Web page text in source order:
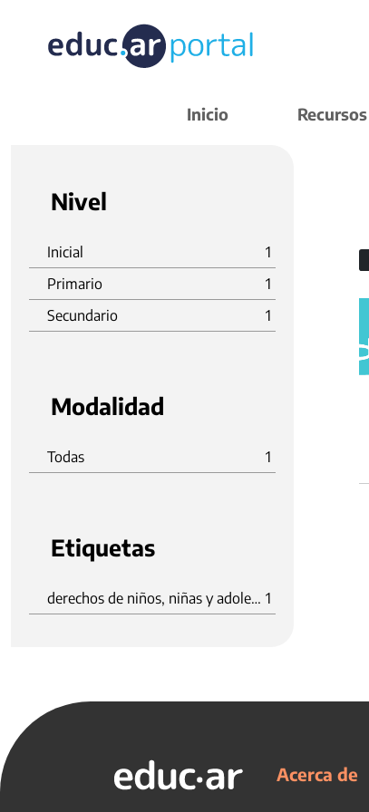
Inicio Recursos
Nivel
Inicial
1
Primario
1
Secundario
1
Modalidad
Todas 1
Etiquetas
derechos de niños, niñas y adolescentes 1
Acerca de